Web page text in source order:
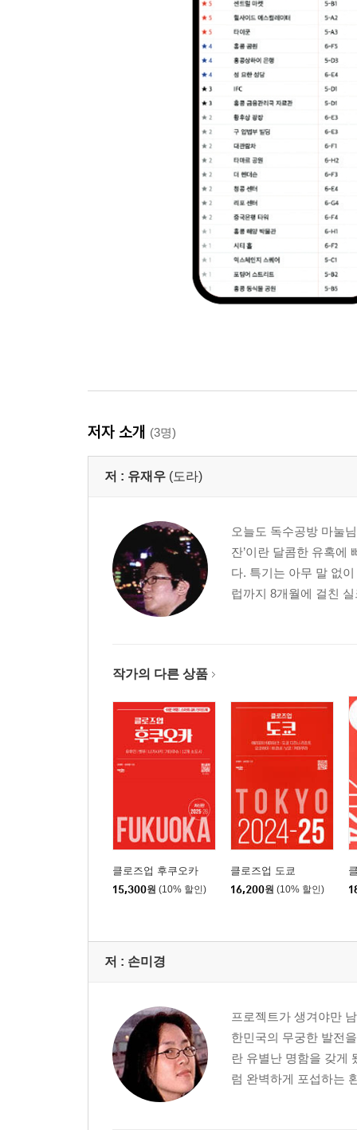
저자 소개 (3명)
저 : 유재우 (도라)
오늘도 독수공방 마눌
잔’이란 달콤한 유혹에
다. 특기는 아무 말 없
럽까지 8개월에 걸친
작가의 다른 상품
클로즈업 후쿠오카
15,300원 (10% 할인)
클로즈업 도쿄
16,200원 (10% 할인)
저 : 손미경
프로젝트가 생겨야만
한민국의 무궁한 발전
란 유별난 명함을 갖게
럼 완벽하게 포섭하는